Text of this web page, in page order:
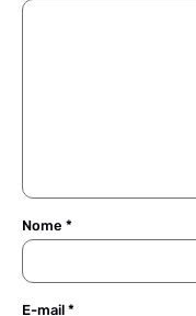
Nome *
E-mail *